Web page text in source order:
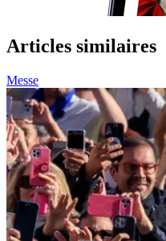
Articles similaires
Messe